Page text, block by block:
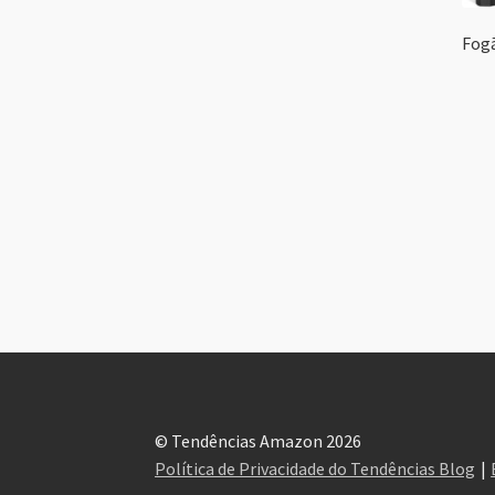
© Tendências Amazon 2026
Política de Privacidade do Tendências Blog